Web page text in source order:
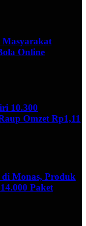
Masyarakat
Online
10.300
Omzet Rp1,11
di Monas, Produk
Paket